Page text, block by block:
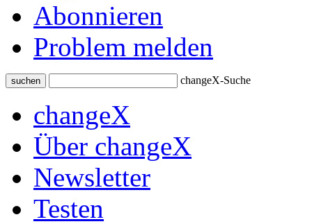
Abonnieren
Problem melden
suchen changeX-Suche
changeX
Über changeX
Newsletter
Testen